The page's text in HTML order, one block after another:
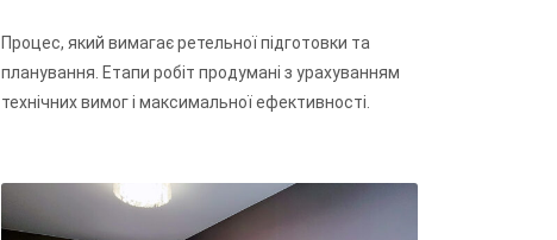
Процес, який вимагає ретельної підготовки та
планування. Етапи робіт продумані з урахуванням
технічних вимог і максимальної ефективності.